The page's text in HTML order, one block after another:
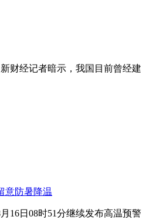
财经记者暗示，我国目前曾经建
意防暑降温
16日08时51分继续发布高温预警